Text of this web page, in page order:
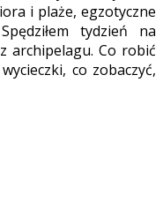
i plaże, egzotyczne
tydzień na
archipelagu. Co robić
co zobaczyć,